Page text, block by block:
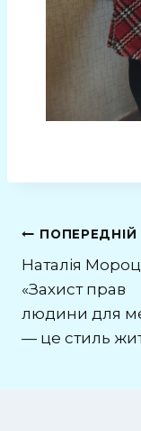
ПОПЕРЕДНІЙ
Наталія
«Захист прав
людини для
— це стиль